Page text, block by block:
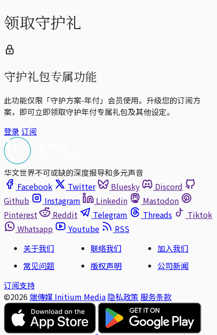
领取守护礼
守护礼包专属功能
此功能仅限「守护方案-年付」会员使用。升级您的订阅方
案，即可立即领取守护年付专属礼包及其他设定。
登录 订阅
华文世界不可或缺的深度报导和多元声音
Facebook
Twitter Bluesky
Discord
Github
Instagram Linkedin
Mastodon
Pinterest
Reddit Telegram Threads
Tiktok
Whatsapp
Youtube
RSS
关于我们
联络我们
加入我们
常见问题
版权声明
公司新闻
订阅支持
©2026 端傳媒 Initium Media 隐私政策 服务条款